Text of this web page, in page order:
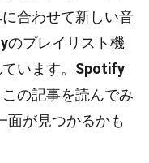
合わせて新しい音
のプレイリスト機
います。 Spotify
の記事を読んでみ
面が見つかるかも